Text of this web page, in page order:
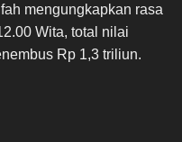
mengungkapkan rasa
Wita, total nilai
Rp 1,3 triliun.